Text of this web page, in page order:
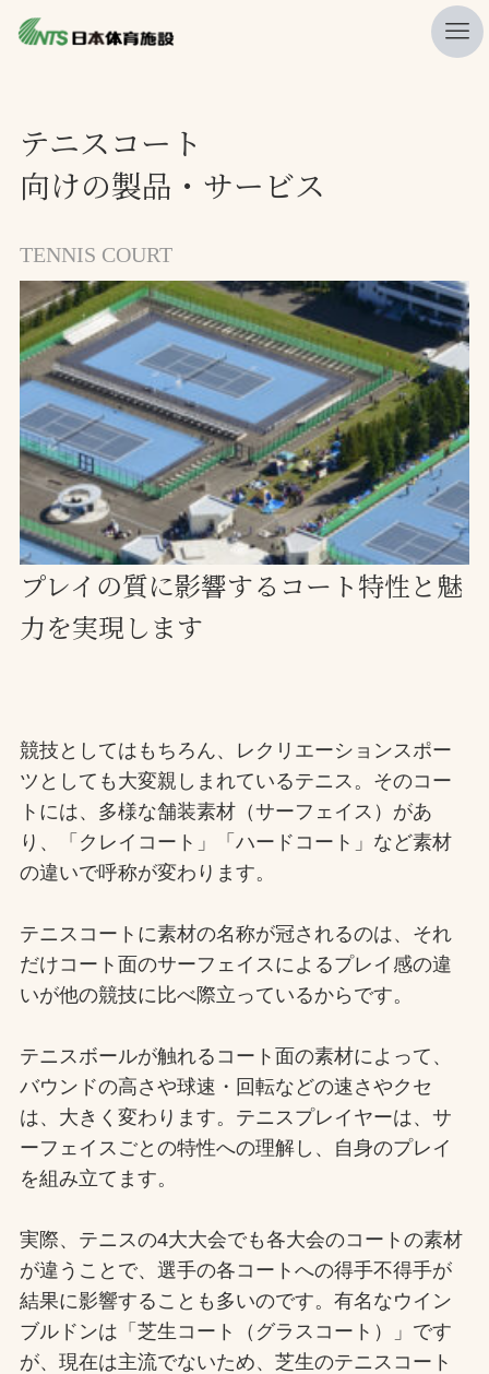
ニュース
プレスリリース
製品・サービス一覧
施工・管理実績一覧
会社概要
採用情報
検索
お問合せ
お取引先の皆様へ
プライバシーポリシー
文字の見えづらさや操作にお困りの方へ
テニスコート
向けの製品・サービス
TENNIS COURT
プレイの質に影響するコート特性と魅
力を実現します
競技としてはもちろん、レクリエーションスポー
ツとしても大変親しまれているテニス。そのコー
トには、多様な舗装素材（サーフェイス）があ
り、「クレイコート」「ハードコート」など素材
の違いで呼称が変わります。
テニスコートに素材の名称が冠されるのは、それ
だけコート面のサーフェイスによるプレイ感の違
いが他の競技に比べ際立っているからです。
テニスボールが触れるコート面の素材によって、
バウンドの高さや球速・回転などの速さやクセ
は、大きく変わります。テニスプレイヤーは、サ
ーフェイスごとの特性への理解し、自身のプレイ
を組み立てます。
実際、テニスの4大大会でも各大会のコートの素材
が違うことで、選手の各コートへの得手不得手が
結果に影響することも多いのです。有名なウイン
ブルドンは「芝生コート（グラスコート）」です
が、現在は主流でないため、芝生のテニスコート